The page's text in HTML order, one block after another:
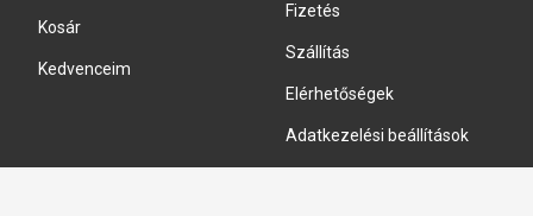
Kosár
Kedvenceim
Fizetés
Szállítás
Elérhetőségek
Adatkezelési beállítások